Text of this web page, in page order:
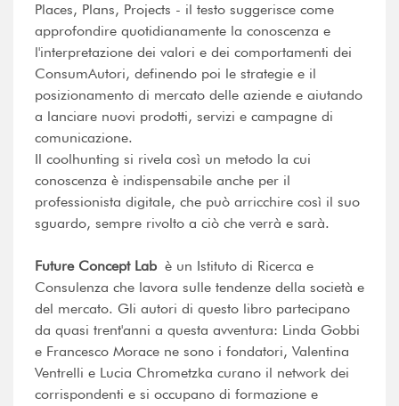
Places, Plans, Projects - il testo suggerisce come
approfondire quotidianamente la conoscenza e
l'interpretazione dei valori e dei comportamenti dei
ConsumAutori, definendo poi le strategie e il
posizionamento di mercato delle aziende e aiutando
a lanciare nuovi prodotti, servizi e campagne di
comunicazione.
Il coolhunting si rivela così un metodo la cui
conoscenza è indispensabile anche per il
professionista digitale, che può arricchire così il suo
sguardo, sempre rivolto a ciò che verrà e sarà.
Future Concept Lab è un Istituto di Ricerca e
Consulenza che lavora sulle tendenze della società e
del mercato. Gli autori di questo libro partecipano
da quasi trent'anni a questa avventura: Linda Gobbi
e Francesco Morace ne sono i fondatori, Valentina
Ventrelli e Lucia Chrometzka curano il network dei
corrispondenti e si occupano di formazione e